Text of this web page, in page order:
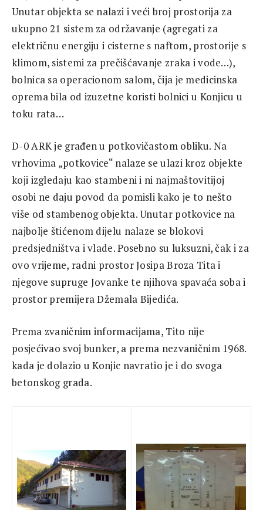
Unutar objekta se nalazi i veći broj prostorija za
ukupno 21 sistem za održavanje (agregati za
električnu energiju i cisterne s naftom, prostorije s
klimom, sistemi za prečišćavanje zraka i vode…),
bolnica sa operacionom salom, čija je medicinska
oprema bila od izuzetne koristi bolnici u Konjicu u
toku rata…
D-0 ARK je građen u potkovičastom obliku. Na
vrhovima „potkovice“ nalaze se ulazi kroz objekte
koji izgledaju kao stambeni i ni najmaštovitijoj
osobi ne daju povod da pomisli kako je to nešto
više od stambenog objekta. Unutar potkovice na
najbolje štićenom dijelu nalaze se blokovi
predsjedništva i vlade. Posebno su luksuzni, čak i za
ovo vrijeme, radni prostor Josipa Broza Tita i
njegove supruge Jovanke te njihova spavaća soba i
prostor premijera Džemala Bijedića.
Prema zvaničnim informacijama, Tito nije
posjećivao svoj bunker, a prema nezvaničnim 1968.
kada je dolazio u Konjic navratio je i do svoga
betonskog grada.